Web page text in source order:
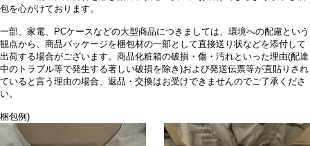
包を心がけております。
一部、家電、PCケースなどの大型商品につきましては、環境への配慮という
観点から、商品パッケージを梱包材の一部として直接送り状などを添付して
出荷する場合がございます。商品化粧箱の破損・傷・汚れといった理由(配達
中のトラブル等で発生する著しい破損を除き)および発送伝票等が直貼りされ
ていると言う理由の場合、返品・交換はお受けできませんのでご了承くださ
い。
梱包例)